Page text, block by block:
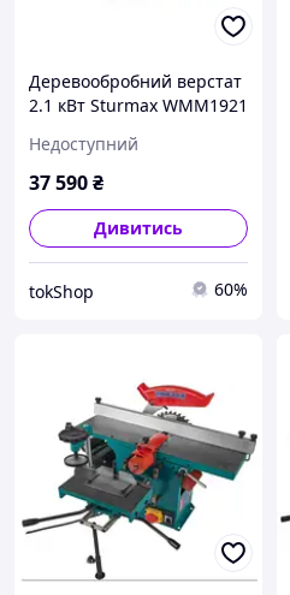
Деревообробний верстат
2.1 кВт Sturmax WMM1921
наявності
Недоступний
37 590₴
Дивитись
tokShop 60%